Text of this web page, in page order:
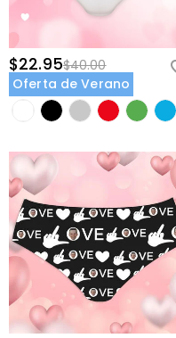
$22.95$40.00
Oferta de Verano